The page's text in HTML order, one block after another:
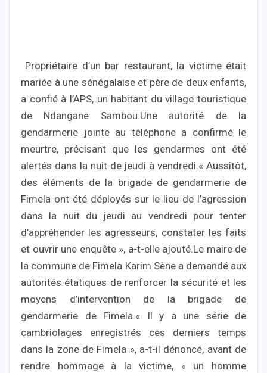
Propriétaire d’un bar restaurant, la victime était
mariée à une sénégalaise et père de deux enfants,
a confié à l’APS, un habitant du village touristique
de Ndangane Sambou.Une autorité de la
gendarmerie jointe au téléphone a confirmé le
meurtre, précisant que les gendarmes ont été
alertés dans la nuit de jeudi à vendredi.« Aussitôt,
des éléments de la brigade de gendarmerie de
Fimela ont été déployés sur le lieu de l’agression
dans la nuit du jeudi au vendredi pour tenter
d’appréhender les agresseurs, constater les faits
et ouvrir une enquête », a-t-elle ajouté.Le maire de
la commune de Fimela Karim Sène a demandé aux
autorités étatiques de renforcer la sécurité et les
moyens d’intervention de la brigade de
gendarmerie de Fimela.« Il y a une série de
cambriolages enregistrés ces derniers temps
dans la zone de Fimela », a-t-il dénoncé, avant de
rendre hommage à la victime, « un homme